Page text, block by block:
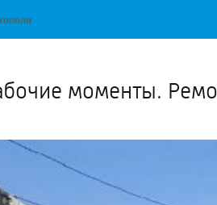
моменты.